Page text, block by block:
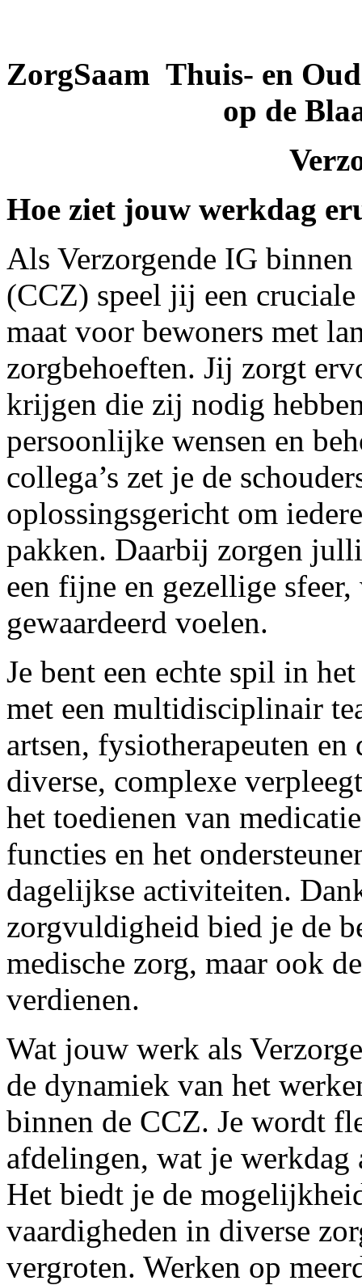
ZorgSaam Thuis- en
op de
Hoe ziet jouw werkdag
Als Verzorgende IG
(CCZ) speel jij een
maat voor bewoners met
zorgbehoeften. Jij zorgt
krijgen die zij nodig
persoonlijke wensen en
collega’s zet je de
oplossingsgericht om
pakken. Daarbij zorgen
een fijne en gezellige
gewaardeerd voelen.
Je bent een echte spil in
met een multidisciplinair
artsen, fysiotherapeuten
diverse, complexe
het toedienen van
functies en het
dagelijkse activiteiten.
zorgvuldigheid bied je de
medische zorg, maar ook
verdienen.
Wat jouw werk als
de dynamiek van het
binnen de CCZ. Je wordt
afdelingen, wat je werkdag
Het biedt je de
vaardigheden in diverse
vergroten. Werken op